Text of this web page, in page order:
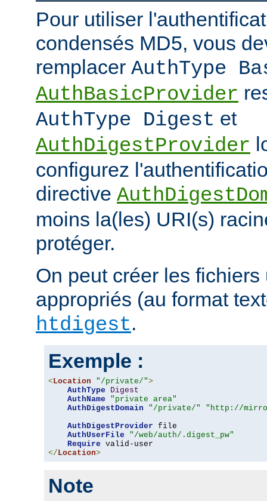
Pour utiliser
condensés MD5, vous
remplacer AuthType
AuthBasicProvider
AuthType Digest et
AuthDigestProvider
configurez
directive
moins la(les) URI(s)
protéger.
On peut créer les fichiers
appropriés (au format
htdigest.
Exemple :
< Location "/private/">
AuthType
Digest
AuthName
"private area"
AuthDigestDomain
"/private/"
"http://
AuthDigestProvider file
AuthUserFile
"/web/auth/.digest_pw"
Require
</ Location>
Note